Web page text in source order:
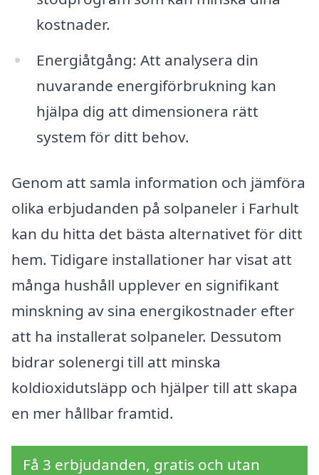
kostnader.
Energiåtgång: Att analysera din
nuvarande energiförbrukning kan
hjälpa dig att dimensionera rätt
system för ditt behov.
Genom att samla information och jämföra
olika erbjudanden på solpaneler i Farhult
kan du hitta det bästa alternativet för ditt
hem. Tidigare installationer har visat att
många hushåll upplever en signifikant
minskning av sina energikostnader efter
att ha installerat solpaneler. Dessutom
bidrar solenergi till att minska
koldioxidutsläpp och hjälper till att skapa
en mer hållbar framtid.
Få 3 erbjudanden, gratis och utan